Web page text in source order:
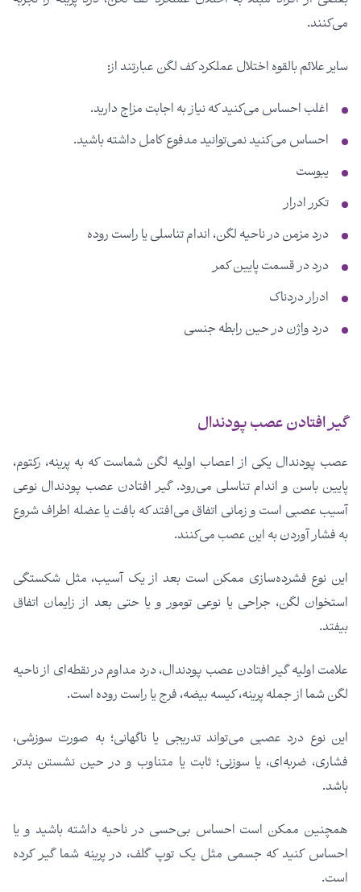
می‌کنند.
سایر علائم بالقوه اختلال عملکرد کف لگن عبارتند از:
اغلب احساس می‌کنید که نیاز به اجابت مزاج دارید.
احساس می‌کنید نمی‌توانید مدفوع کامل داشته باشید.
یبوست
تکرر ادرار
درد مزمن در ناحیه لگن، اندام تناسلی یا راست روده
درد در قسمت پایین کمر
ادرار دردناک
درد واژن در حین رابطه جنسی
گیر افتادن عصب پودندال
عصب پودندال یکی از اعصاب اولیه لگن شماست که به پرینه، رکتوم،
پایین باسن و اندام تناسلی می‌رود. گیر افتادن عصب پودندال نوعی
آسیب عصبی است و زمانی اتفاق می‌افتد که بافت یا عضله اطراف شروع
به فشار آوردن به این عصب می‌کنند.
این نوع فشرده‌سازی ممکن است بعد از یک آسیب، مثل شکستگی
استخوان لگن، جراحی یا نوعی تومور و یا حتی بعد از زایمان اتفاق
بیفتد.
علامت اولیه گیر افتادن عصب پودندال، درد مداوم در نقطه‌ای از ناحیه
لگن شما از جمله پرینه، کیسه بیضه، فرج یا راست روده است.
این نوع درد عصبی می‌تواند تدریجی یا ناگهانی؛ به صورت سوزشی،
فشاری، ضربه‌ای، یا سوزنی؛ ثابت یا متناوب و در حین نشستن بدتر
باشد.
همچنین ممکن است احساس بی‌حسی در ناحیه داشته باشید و یا
احساس کنید که جسمی مثل یک توپ گلف، در پرینه شما گیر کرده
است.